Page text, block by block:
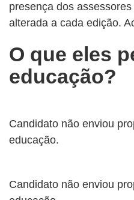
presença dos
alterada a cada edição.
O que eles
educação?
Candidato não enviou
educação.
Candidato não enviou